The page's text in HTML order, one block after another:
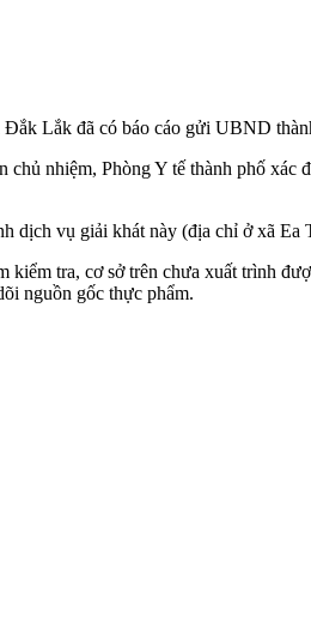
Lắk đã có báo cáo gửi UBND
nhiệm, Phòng Y tế thành phố
dịch vụ giải khát này (địa chỉ ở xã Ea
tra, cơ sở trên chưa xuất trình
nguồn gốc thực phẩm.